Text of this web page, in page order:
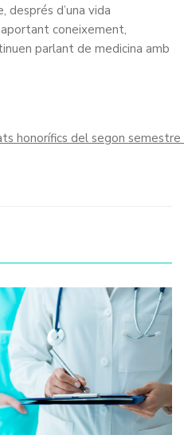
d’una vida
coneixement,
parlant de medicina amb
honorífics del segon